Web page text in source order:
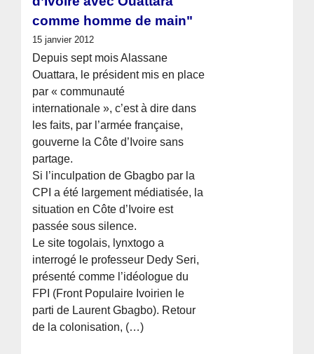
comme homme de main"
15 janvier 2012
Depuis sept mois Alassane
Ouattara, le président mis en place
par « communauté
internationale », c’est à dire dans
les faits, par l’armée française,
gouverne la Côte d’Ivoire sans
partage.
Si l’inculpation de Gbagbo par la
CPI a été largement médiatisée, la
situation en Côte d’Ivoire est
passée sous silence.
Le site togolais, lynxtogo a
interrogé le professeur Dedy Seri,
présenté comme l’idéologue du
FPI (Front Populaire Ivoirien le
parti de Laurent Gbagbo). Retour
de la colonisation, (…)